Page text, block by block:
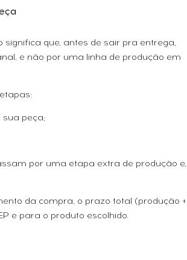
que, antes de sair pra entrega,
e não por uma linha de produção em
peça;
por uma etapa extra de produção e,
da compra, o prazo total (produção +
e para o produto escolhido.